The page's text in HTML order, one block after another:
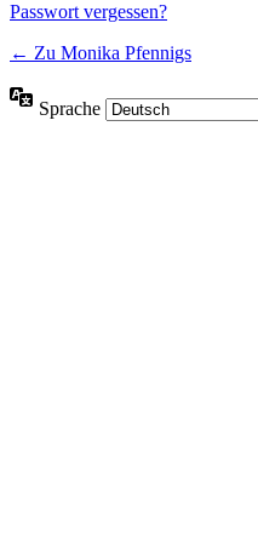
Passwort vergessen?
← Zu Monika Pfennigs
Sprache